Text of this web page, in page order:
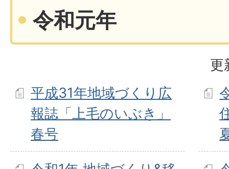
令和元年
更
平成31年地域づくり広
報誌「上毛のいぶき」
春号